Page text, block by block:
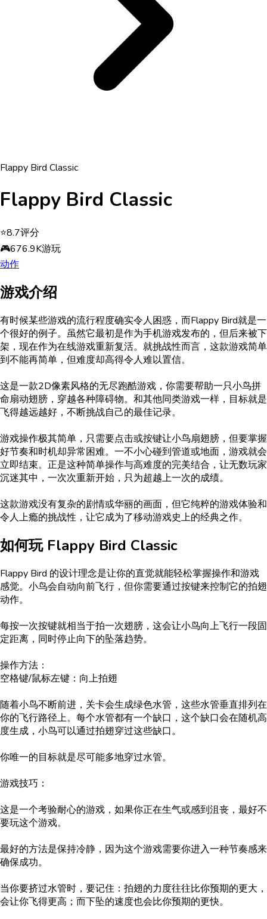
Flappy Bird Classic
Flappy Bird Classic
⭐8.7评分
🎮676.9K游玩
动作
游戏介绍
有时候某些游戏的流行程度确实令人困惑，而Flappy Bird就是一
个很好的例子。虽然它最初是作为手机游戏发布的，但后来被下
架，现在作为在线游戏重新复活。就挑战性而言，这款游戏简单
到不能再简单，但难度却高得令人难以置信。
这是一款2D像素风格的无尽跑酷游戏，你需要帮助一只小鸟拼
命扇动翅膀，穿越各种障碍物。和其他同类游戏一样，目标就是
飞得越远越好，不断挑战自己的最佳记录。
游戏操作极其简单，只需要点击或按键让小鸟扇翅膀，但要掌握
好节奏和时机却异常困难。一不小心碰到管道或地面，游戏就会
立即结束。正是这种简单操作与高难度的完美结合，让无数玩家
沉迷其中，一次次重新开始，只为超越上一次的成绩。
这款游戏没有复杂的剧情或华丽的画面，但它纯粹的游戏体验和
令人上瘾的挑战性，让它成为了移动游戏史上的经典之作。
如何玩 Flappy Bird Classic
Flappy Bird 的设计理念是让你的直觉就能轻松掌握操作和游戏
感觉。小鸟会自动向前飞行，但你需要通过按键来控制它的拍翅
动作。
每按一次按键就相当于拍一次翅膀，这会让小鸟向上飞行一段固
定距离，同时停止向下的坠落趋势。
操作方法：
空格键/鼠标左键：向上拍翅
随着小鸟不断前进，关卡会生成绿色水管，这些水管垂直排列在
你的飞行路径上。每个水管都有一个缺口，这个缺口会在随机高
度生成，小鸟可以通过拍翅穿过这些缺口。
你唯一的目标就是尽可能多地穿过水管。
游戏技巧：
这是一个考验耐心的游戏，如果你正在生气或感到沮丧，最好不
要玩这个游戏。
最好的方法是保持冷静，因为这个游戏需要你进入一种节奏感来
确保成功。
当你要挤过水管时，要记住：拍翅的力度往往比你预期的更大，
会让你飞得更高；而下坠的速度也会比你预期的更快。